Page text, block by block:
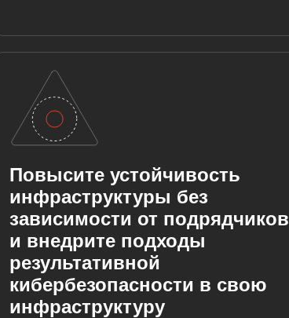
Повысите устойчивость
инфраструктуры без
зависимости от подрядчиков
и внедрите подходы
результативной
кибербезопасности в свою
инфраструктуру